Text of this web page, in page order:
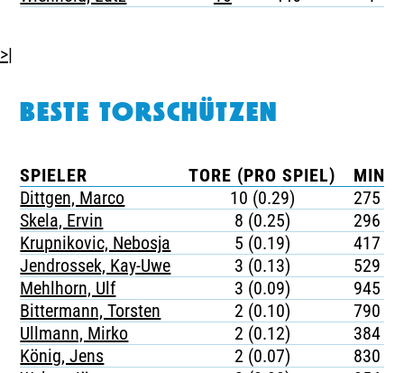
>|
BESTE TORSCHÜTZEN
SPIELER TORE (PRO SPIEL)
Dittgen, Marco
10 (0.29)
275
Skela, Ervin
8 (0.25)
296
Krupnikovic, Nebosja
5 (0.19)
417
Jendrossek, Kay-Uwe
3 (0.13)
529
Mehlhorn, Ulf
3 (0.09)
945
Bittermann, Torsten
2 (0.10)
790
Ullmann, Mirko
2 (0.12)
384
König, Jens
2 (0.07)
830